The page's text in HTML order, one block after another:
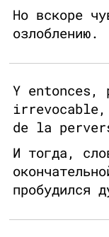
Но вскоре
озлоблению.
Y
de la
И тогда,
пробудился